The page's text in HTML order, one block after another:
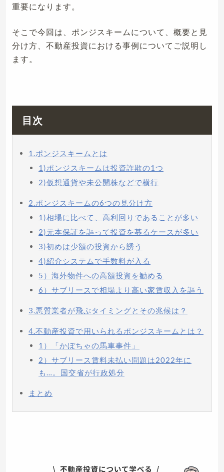
重要になります。
そこで今回は、ポンジスキームについて、概要と見
分け方、不動産投資における事例についてご説明し
ます。
目次
1.ポンジスキームとは
1)ポンジスキームは投資詐欺の1つ
2)仮想通貨や未公開株などで横行
2.ポンジスキームの6つの見分け方
1)相場に比べて、高利回りであることが多い
2)元本保証を謳って投資を募るケースが多い
3)初めは少額の投資から誘う
4)紹介システムで手数料が入る
5）海外物件への高額投資を勧める
6）サブリースで相場より高い家賃収入を謳う
3.悪質業者が飛ぶタイミングとその兆候は？
4.不動産投資で用いられるポンジスキームとは？
1）「かぼちゃの馬車事件」
2）サブリース賃料未払い問題は2022年に
も…。国交省が行政処分
まとめ